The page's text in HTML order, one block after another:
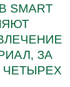
SMART
ЗА
ЧЕТЫРЕХ